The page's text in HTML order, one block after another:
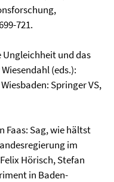
721.
Ungleichheit und das
(eds.):
Springer VS,
Faas: Sag, wie hältst
im
Hörisch, Stefan
in Baden-